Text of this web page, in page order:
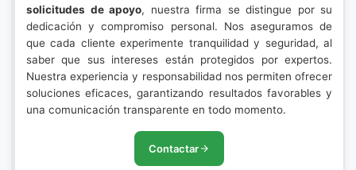
solicitudes de apoyo, nuestra firma se distingue por su
dedicación y compromiso personal. Nos aseguramos de
que cada cliente experimente tranquilidad y seguridad, al
saber que sus intereses están protegidos por expertos.
Nuestra experiencia y responsabilidad nos permiten ofrecer
soluciones eficaces, garantizando resultados favorables y
una comunicación transparente en todo momento.
Contactar